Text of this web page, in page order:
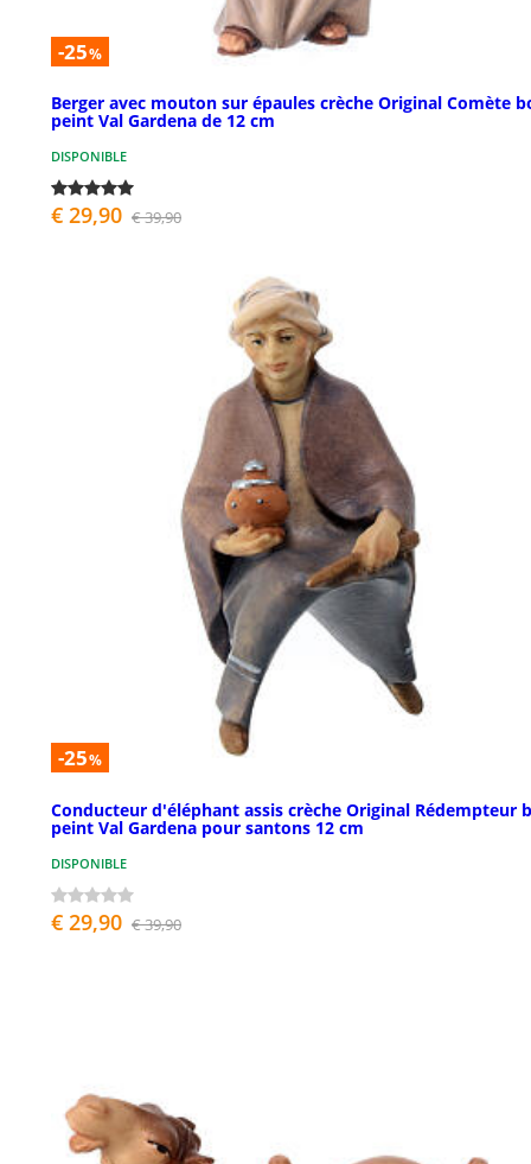
-25%
Berger avec mouton sur épaules crèche Original Comète
peint Val Gardena de 12 cm
DISPONIBLE
€ 29,90 € 39,90
-25%
Conducteur d'éléphant assis crèche Original Rédempteur
peint Val Gardena pour santons 12 cm
DISPONIBLE
€ 29,90 € 39,90